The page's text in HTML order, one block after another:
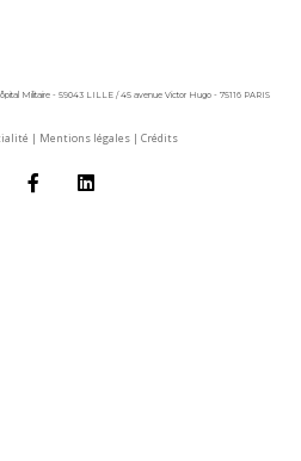
Militaire - 59043 LILLE / 45 avenue Victor Hugo - 75116 PARIS
| Mentions légales | Crédits